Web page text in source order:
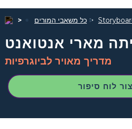
כל משאבי המורים
מדריך מאויר לביוגרפיות
צור לוח סיפור